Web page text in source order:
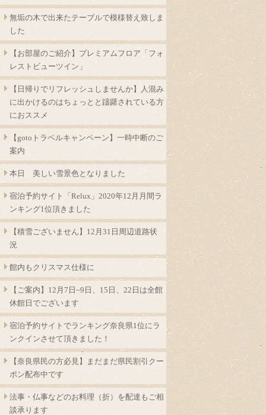
無垢の木で出来たテーブルで模様替え致しま
した
【お部屋のご紹介】プレミアムフロア「フォ
レストビューツイン」
【日帰りでリフレッシュしませんか】人混み
に出かけるのはちょっとと躊躇されている方
におススメ
【gotoトラベルキャンペーン】一時中断のご
案内
本日 美しい雪景色となりました
宿泊予約サイト「Relux」2020年12月月間ラ
ンキング1位頂きました
【積雪ございません】12月31日周辺道路状
況
館内もクリスマス仕様に
【ご案内】12月7日~9日、15日、22日は全館
休館日でございます
宿泊予約サイトでランキング奈良県1位にラ
ンクインさせて頂きました！
【奈良県民の方必見】まだまだ県民割引クー
ポン配布中です
法事・仏事などのお料理（折）を配達もご相
談承ります